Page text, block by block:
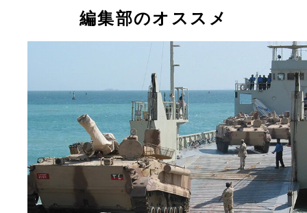
上下、靴も廃棄となる
編集部のオススメ